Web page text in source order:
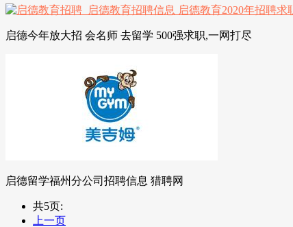
启德今年放大招 会名师 去留学 500强求职,一网打尽
启德留学福州分公司招聘信息 猎聘网
共5页:
上一页